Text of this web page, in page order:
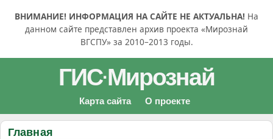
ВНИМАНИЕ! ИНФОРМАЦИЯ НА САЙТЕ НЕ АКТУАЛЬНА! На
данном сайте представлен архив проекта «Мирознай
ВГСПУ» за 2010–2013 годы.
ГИС·Мирознай
Карта сайта О проекте
Главная